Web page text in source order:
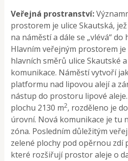
Veřejná prostranství:
prostorem je ulice Skautská,
na náměstí a dále se „vlévá“
Hlavním veřejným prostorem
hlavních směrů ulice Skautské
komunikace. Náměstí vytvoří
platformu nad lipovou alejí a
nástup do prostoru lipové
plochu 2130 m2, rozděleno je
úrovní. Nová komunikace je tu
zóna. Posledním důležitým
zelené plochy pod opěrnou zdí
které rozšiřují prostor aleje o